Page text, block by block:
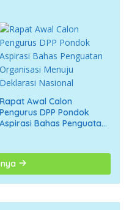
Rapat Awal Calon
Pengurus DPP Pondok
Aspirasi Bahas Penguatan